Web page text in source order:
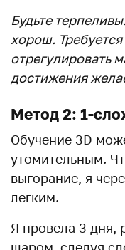
Будьте
хорош.
отрегулировать
достижения
Метод 2: 1-
Обучение 3D
утомительным.
выгорание, я
легким.
Я провела 3 дня,